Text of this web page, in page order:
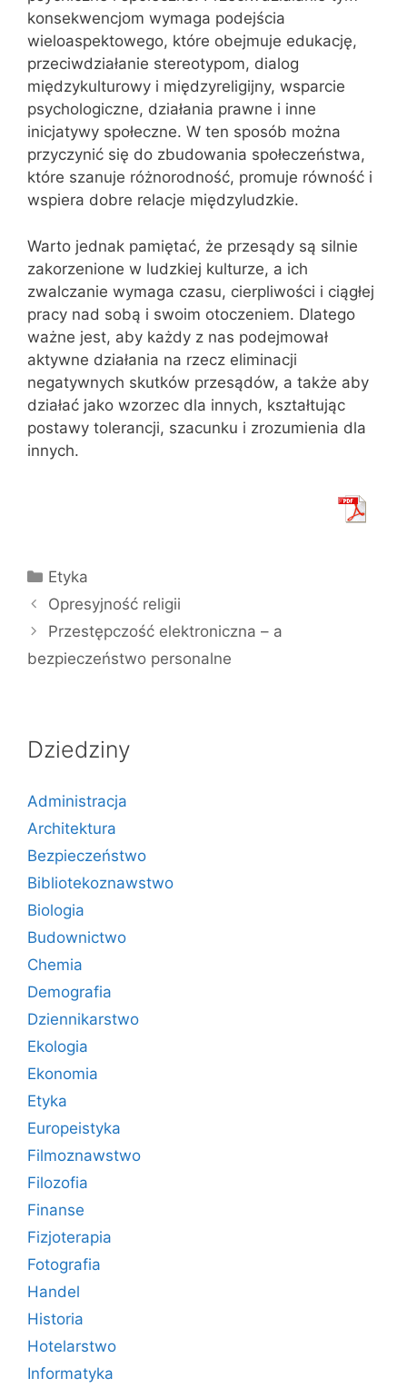
konsekwencjom wymaga podejścia
wieloaspektowego, które obejmuje edukację,
przeciwdziałanie stereotypom, dialog
międzykulturowy i międzyreligijny, wsparcie
psychologiczne, działania prawne i inne
inicjatywy społeczne. W ten sposób można
przyczynić się do zbudowania społeczeństwa,
które szanuje różnorodność, promuje równość i
wspiera dobre relacje międzyludzkie.
Warto jednak pamiętać, że przesądy są silnie
zakorzenione w ludzkiej kulturze, a ich
zwalczanie wymaga czasu, cierpliwości i ciągłej
pracy nad sobą i swoim otoczeniem. Dlatego
ważne jest, aby każdy z nas podejmował
aktywne działania na rzecz eliminacji
negatywnych skutków przesądów, a także aby
działać jako wzorzec dla innych, kształtując
postawy tolerancji, szacunku i zrozumienia dla
innych.
Kategorie
Etyka
Opresyjność religii
Przestępczość elektroniczna – a
bezpieczeństwo personalne
Dziedziny
Administracja
Architektura
Bezpieczeństwo
Bibliotekoznawstwo
Biologia
Budownictwo
Chemia
Demografia
Dziennikarstwo
Ekologia
Ekonomia
Etyka
Europeistyka
Filmoznawstwo
Filozofia
Finanse
Fizjoterapia
Fotografia
Handel
Historia
Hotelarstwo
Informatyka